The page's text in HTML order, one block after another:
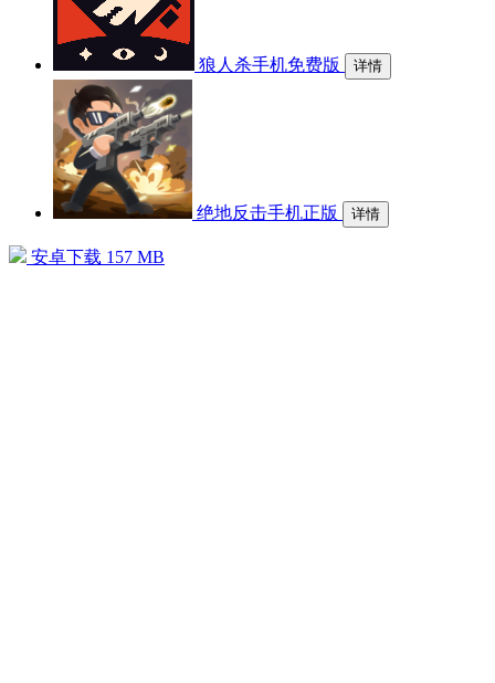
狼人杀手机免费版 详情
绝地反击手机正版 详情
安卓下载 157 MB